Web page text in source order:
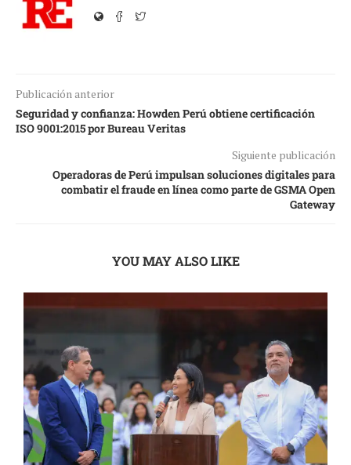
Publicación anterior
Seguridad y confianza: Howden Perú obtiene certificación
ISO 9001:2015 por Bureau Veritas
Siguiente publicación
Operadoras de Perú impulsan soluciones digitales para
combatir el fraude en línea como parte de GSMA Open
Gateway
YOU MAY ALSO LIKE